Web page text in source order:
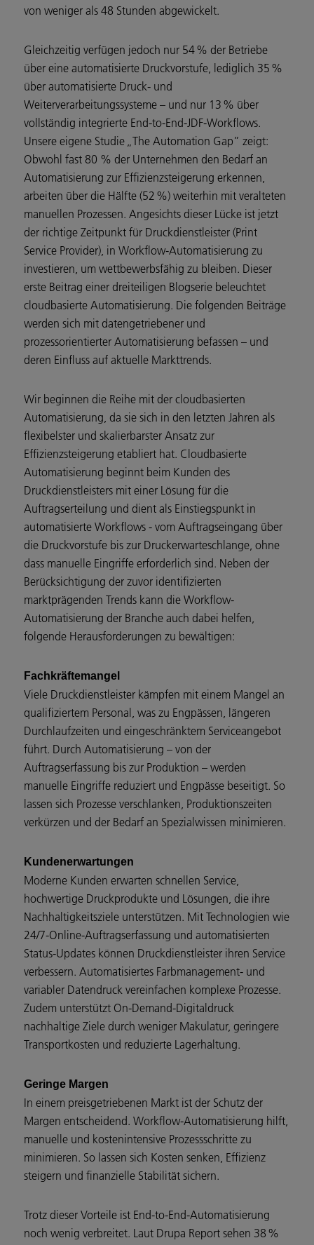
von weniger als 48 Stunden abgewickelt.
Gleichzeitig verfügen jedoch nur 54 % der Betriebe
über eine automatisierte Druckvorstufe, lediglich 35 %
über automatisierte Druck- und
Weiterverarbeitungssysteme – und nur 13 % über
vollständig integrierte End-to-End-JDF-Workflows.
Unsere eigene Studie „The Automation Gap” zeigt:
Obwohl fast 80 % der Unternehmen den Bedarf an
Automatisierung zur Effizienzsteigerung erkennen,
arbeiten über die Hälfte (52 %) weiterhin mit veralteten
manuellen Prozessen. Angesichts dieser Lücke ist jetzt
der richtige Zeitpunkt für Druckdienstleister (Print
Service Provider), in Workflow-Automatisierung zu
investieren, um wettbewerbsfähig zu bleiben. Dieser
erste Beitrag einer dreiteiligen Blogserie beleuchtet
cloudbasierte Automatisierung. Die folgenden Beiträge
werden sich mit datengetriebener und
prozessorientierter Automatisierung befassen – und
deren Einfluss auf aktuelle Markttrends.
Wir beginnen die Reihe mit der cloudbasierten
Automatisierung, da sie sich in den letzten Jahren als
flexibelster und skalierbarster Ansatz zur
Effizienzsteigerung etabliert hat. Cloudbasierte
Automatisierung beginnt beim Kunden des
Druckdienstleisters mit einer Lösung für die
Auftragserteilung und dient als Einstiegspunkt in
automatisierte Workflows - vom Auftragseingang über
die Druckvorstufe bis zur Druckerwarteschlange, ohne
dass manuelle Eingriffe erforderlich sind. Neben der
Berücksichtigung der zuvor identifizierten
marktprägenden Trends kann die Workflow-
Automatisierung der Branche auch dabei helfen,
folgende Herausforderungen zu bewältigen:
Fachkräftemangel
Viele Druckdienstleister kämpfen mit einem Mangel an
qualifiziertem Personal, was zu Engpässen, längeren
Durchlaufzeiten und eingeschränktem Serviceangebot
führt. Durch Automatisierung – von der
Auftragserfassung bis zur Produktion – werden
manuelle Eingriffe reduziert und Engpässe beseitigt. So
lassen sich Prozesse verschlanken, Produktionszeiten
verkürzen und der Bedarf an Spezialwissen minimieren.
Kundenerwartungen
Moderne Kunden erwarten schnellen Service,
hochwertige Druckprodukte und Lösungen, die ihre
Nachhaltigkeitsziele unterstützen. Mit Technologien wie
24/7-Online-Auftragserfassung und automatisierten
Status-Updates können Druckdienstleister ihren Service
verbessern. Automatisiertes Farbmanagement- und
variabler Datendruck vereinfachen komplexe Prozesse.
Zudem unterstützt On-Demand-Digitaldruck
nachhaltige Ziele durch weniger Makulatur, geringere
Transportkosten und reduzierte Lagerhaltung.
Geringe Margen
In einem preisgetriebenen Markt ist der Schutz der
Margen entscheidend. Workflow-Automatisierung hilft,
manuelle und kostenintensive Prozessschritte zu
minimieren. So lassen sich Kosten senken, Effizienz
steigern und finanzielle Stabilität sichern.
Trotz dieser Vorteile ist End-to-End-Automatisierung
noch wenig verbreitet. Laut Drupa Report sehen 38 %